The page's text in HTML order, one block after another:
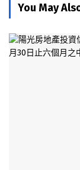
You May